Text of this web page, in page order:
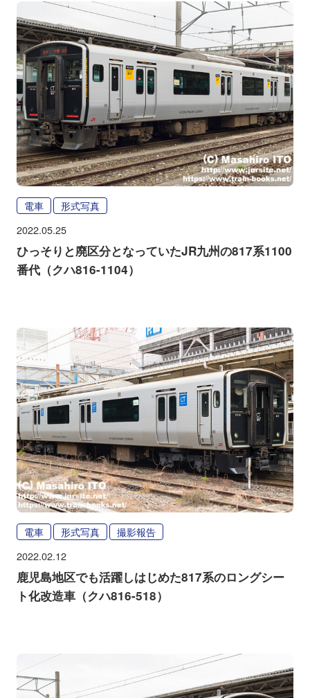
電車 形式写真
2022.05.25
ひっそりと廃区分となっていたJR九州の817系1100
番代（クハ816-1104）
電車 形式写真 撮影報告
2022.02.12
鹿児島地区でも活躍しはじめた817系のロングシー
ト化改造車（クハ816-518）